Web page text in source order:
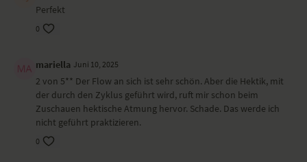
Perfekt
0
mariella Juni 10, 2025
2 von 5** Der Flow an sich ist sehr schön. Aber die Hektik, mit
der durch den Zyklus geführt wird, ruft mir schon beim
Zuschauen hektische Atmung hervor. Schade. Das werde ich
nicht geführt praktizieren.
0